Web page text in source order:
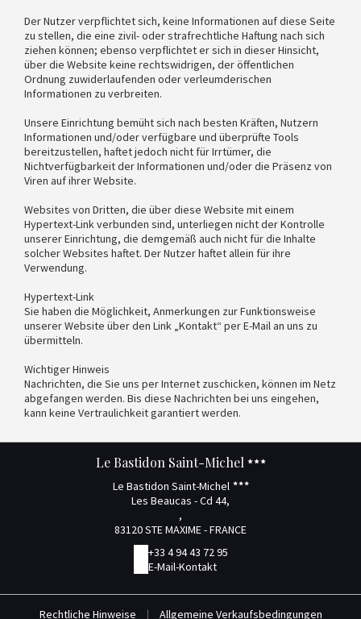
Der Nutzer verpflichtet sich, keine Informationen auf diese Seite
zu stellen, die eine zivil- oder strafrechtliche Haftung nach sich
ziehen können; ebenso verpflichtet er sich in dieser Hinsicht,
über die Website keine rechtswidrigen, der öffentlichen
Ordnung zuwiderlaufenden oder verleumderischen
Informationen zu verbreiten.
Unsere Einrichtung bemüht sich nach besten Kräften, Nutzern
Informationen und/oder verfügbare und überprüfte Tools
bereitzustellen, haftet jedoch nicht für Irrtümer, die
Nichtverfügbarkeit der Informationen und/oder die Präsenz von
Viren auf ihrer Website.
Websites von Dritten, die über diese Website mit einem
Hypertext-Link verbunden sind, unterliegen nicht der Kontrolle
unserer Einrichtung, die demgemäß auch nicht für die Inhalte
solcher Websites haftet. Der Nutzer haftet allein für ihre
Verwendung.
Hypertext-Link
Sie haben die Möglichkeit, Anmerkungen zur Funktionsweise
unserer Website über den Link „Kontakt“ per E-Mail an uns zu
übermitteln.
Wichtiger Hinweis
Nachrichten, die Sie uns per Internet zuschicken, können im Netz
abgefangen werden. Bis diese Nachrichten bei uns eingehen,
kann keine Vertraulichkeit garantiert werden.
Le Bastidon Saint-Michel
Le Bastidon Saint-Michel
Les Beaucas - Cd 44,
,
83120 STE MAXIME - FRANCE
+33 4 94 43 72 95
E-Mail-Kontakt
Rechtliche Hinweise | Allgemeine Verkaufsbedingungen